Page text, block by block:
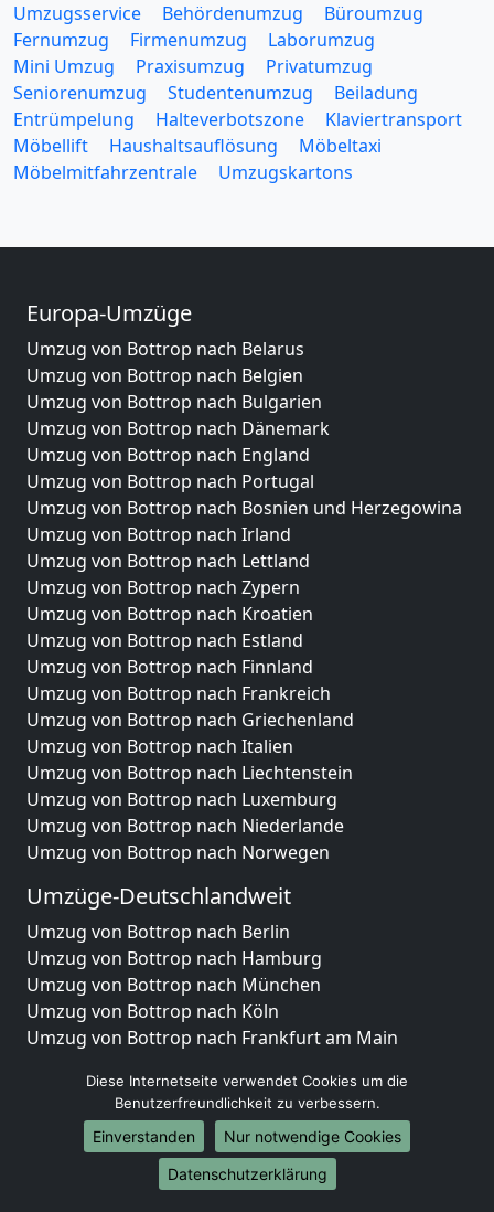
Umzugsservice Behördenumzug
Büroumzug
Fernumzug
Firmenumzug
Laborumzug
Mini Umzug
Praxisumzug
Privatumzug
Seniorenumzug
Studentenumzug
Beiladung
Entrümpelung
Halteverbotszone
Klaviertransport
Möbellift
Haushaltsauflösung
Möbeltaxi
Möbelmitfahrzentrale
Umzugskartons
Europa-Umzüge
Umzug von Bottrop nach Belarus
Umzug von Bottrop nach Belgien
Umzug von Bottrop nach Bulgarien
Umzug von Bottrop nach Dänemark
Umzug von Bottrop nach England
Umzug von Bottrop nach Portugal
Umzug von Bottrop nach Bosnien und Herzegowina
Umzug von Bottrop nach Irland
Umzug von Bottrop nach Lettland
Umzug von Bottrop nach Zypern
Umzug von Bottrop nach Kroatien
Umzug von Bottrop nach Estland
Umzug von Bottrop nach Finnland
Umzug von Bottrop nach Frankreich
Umzug von Bottrop nach Griechenland
Umzug von Bottrop nach Italien
Umzug von Bottrop nach Liechtenstein
Umzug von Bottrop nach Luxemburg
Umzug von Bottrop nach Niederlande
Umzug von Bottrop nach Norwegen
Umzüge-Deutschlandweit
Umzug von Bottrop nach Berlin
Umzug von Bottrop nach Hamburg
Umzug von Bottrop nach München
Umzug von Bottrop nach Köln
Umzug von Bottrop nach Frankfurt am Main
Umzug von Bottrop nach Düsseldorf
Umzug von Bottrop nach Leipzig
Umzug von Bottrop nach Dortmund
Umzug von Bottrop nach Essen
Umzug von Bottrop nach Bremen
Diese Internetseite verwendet Cookies um die
Benutzerfreundlichkeit zu verbessern.
Einverstanden
Nur notwendige Cookies
Datenschutzerklärung